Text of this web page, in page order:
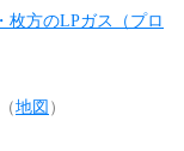
枚方のLPガス（プロ
地図 ）